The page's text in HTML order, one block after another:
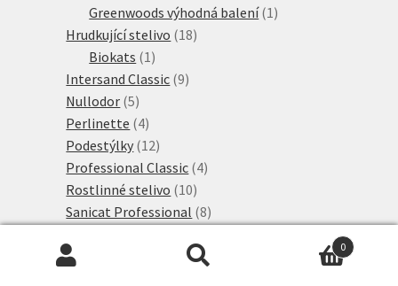
produkty
Greenwoods výhodná balení 1 1
Hrudkující stelivo 1818
Biokats 1 1
produkt
Intersand Classic 99
Nullodor 55
produktů
Perlinette 44
produkty
Podestýlky 1212
produktů
Professional Classic 44
Rostlinné stelivo 1010
produktů
Sanicat Professional 88
Silikátové stelivo
1
0